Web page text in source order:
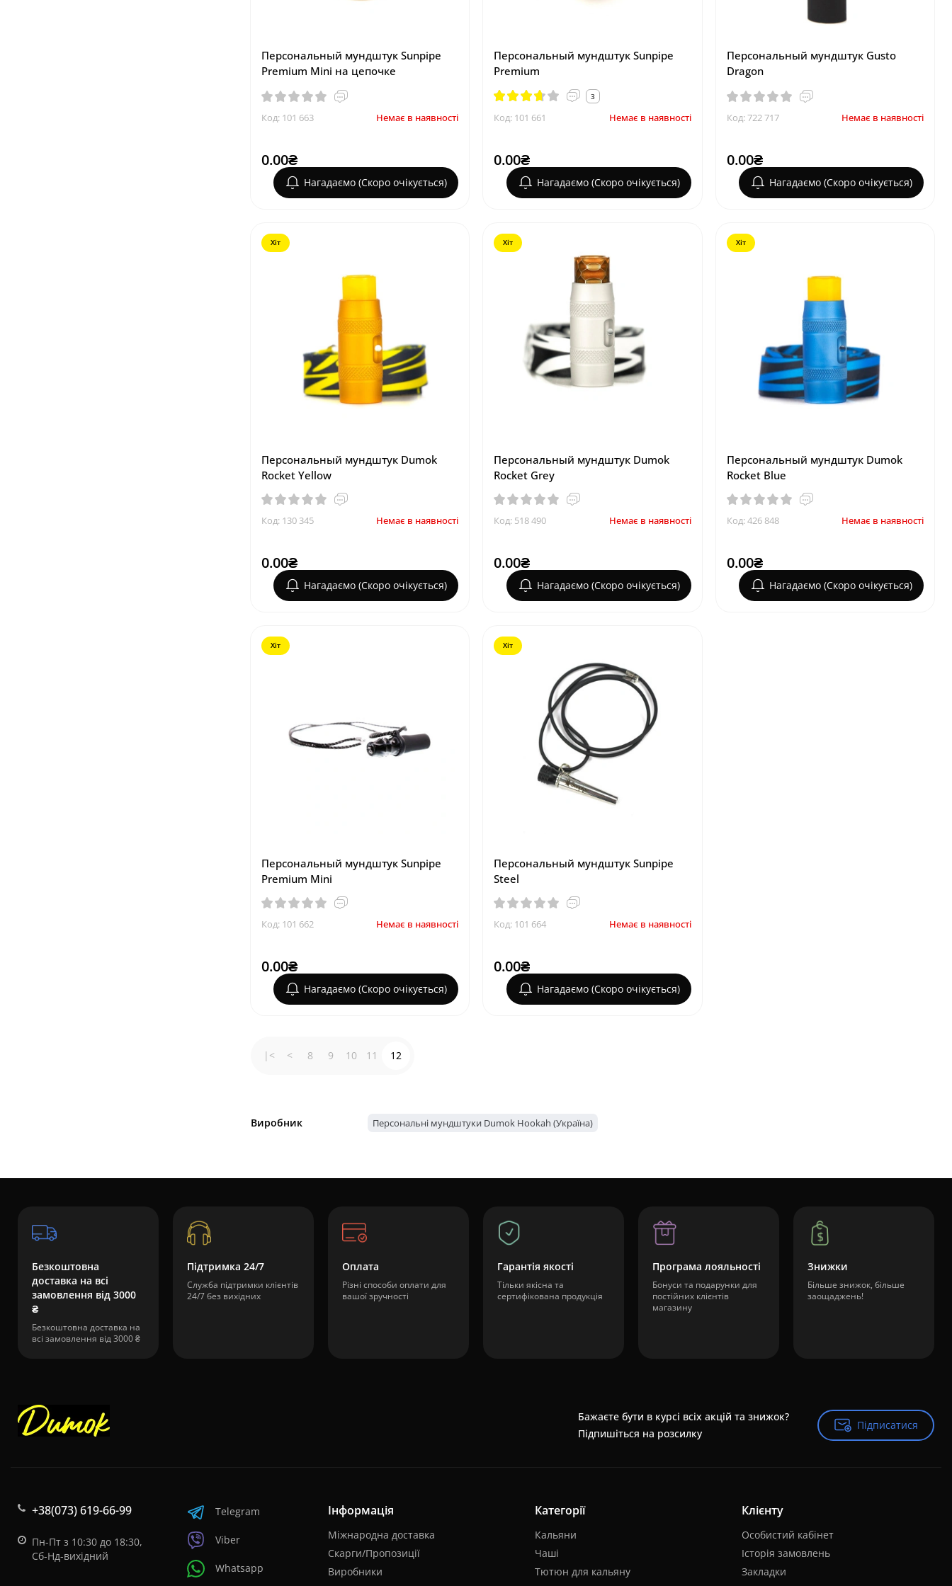
Персональный мундштук Sunpipe
Premium Mini на цепочке
Код: 101 663 Немає в наявності
0.00₴
Нагадаємо (Скоро очікується)
Персональный мундштук Sunpipe
Premium
3
Код: 101 661 Немає в наявності
0.00₴
Нагадаємо (Скоро очікується)
Персональный мундштук Gusto
Dragon
Код: 722 717 Немає в наявності
0.00₴
Нагадаємо (Скоро очікується)
Хіт
Персональный мундштук Dumok
Rocket Yellow
Код: 130 345 Немає в наявності
0.00₴
Нагадаємо (Скоро очікується)
Хіт
Персональный мундштук Dumok
Rocket Grey
Код: 518 490 Немає в наявності
0.00₴
Нагадаємо (Скоро очікується)
Хіт
Персональный мундштук Dumok
Rocket Blue
Код: 426 848 Немає в наявності
0.00₴
Нагадаємо (Скоро очікується)
Хіт
Персональный мундштук Sunpipe
Premium Mini
Код: 101 662 Немає в наявності
0.00₴
Нагадаємо (Скоро очікується)
Хіт
Персональный мундштук Sunpipe
Steel
Код: 101 664 Немає в наявності
0.00₴
Нагадаємо (Скоро очікується)
|< < 8 9 10 11 12
Виробник Персональні мундштуки Dumok Hookah (Україна)
Безкоштовна
доставка на всі
замовлення від 3000
₴
Безкоштовна доставка на
всі замовлення від 3000 ₴
Підтримка 24/7
Служба підтримки клієнтів
24/7 без вихідних
Оплата
Різні способи оплати для
вашої зручності
Гарантія якості
Тільки якісна та
сертифікована продукція
Програма лояльності
Бонуси та подарунки для
постійних клієнтів
магазину
Знижки
Більше знижок, більше
заощаджень!
Бажаєте бути в курсі всіх акцій та знижок?
Підпишіться на розсилку
Підписатися
Підписатися
+38(073) 619-66-99
Пн-Пт з 10:30 до 18:30,
Сб-Нд-вихідний
Telegram
Viber
Whatsapp
Інформація
Міжнародна доставка
Скарги/Пропозиції
Виробники
Категорії
Кальяни
Чаші
Тютюн для кальяну
Клієнту
Особистий кабінет
Історія замовлень
Закладки